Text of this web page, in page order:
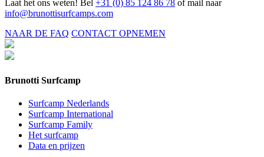
Laat het ons weten! Bel +31 (0) 85 124 86 78 of mail naar
info@brunottisurfcamps.com
NAAR DE FAQ CONTACT OPNEMEN
Brunotti Surfcamp
Surfcamp Nederlands
Surfcamp International
Surfcamp Family
Het surfcamp
Data en prijzen